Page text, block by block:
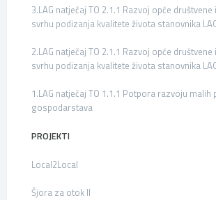
3.LAG natječaj TO 2.1.1 Razvoj opće
svrhu podizanja kvalitete života stanovnika
2.LAG natječaj TO 2.1.1 Razvoj opće
svrhu podizanja kvalitete života stanovnika
1.LAG natječaj TO 1.1.1 Potpora razvoju
gospodarstava
PROJEKTI
Local2Local
Šjora za otok II